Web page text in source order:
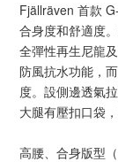
Fjällräven 首款
合身度和舒適度
全彈性再生尼龍
防風抗水功能，
度。設側邊透氣
大腿有壓扣口袋
高腰、合身版型